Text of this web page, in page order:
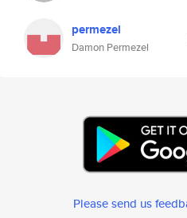
permezel
Damon Permezel
Please send us